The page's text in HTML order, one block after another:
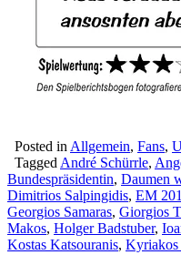
Posted in Allgemein, Fans,
Tagged André Schürrle,
Bundespräsidentin, Daumen
Dimitrios Salpingidis, EM
Georgios Samaras, Giorgios
Makos, Holger Badstuber,
Kostas Katsouranis, Kyriakos